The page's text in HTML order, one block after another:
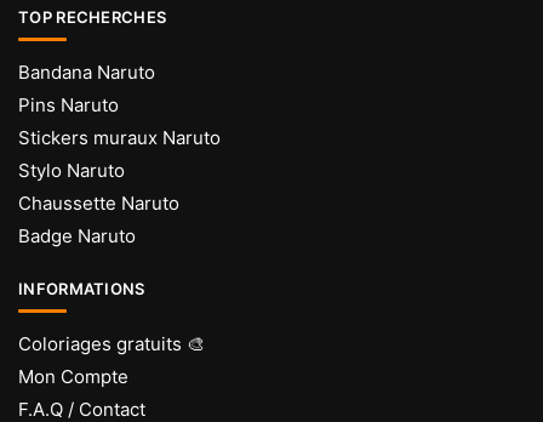
TOP RECHERCHES
Bandana Naruto
Pins Naruto
Stickers muraux Naruto
Stylo Naruto
Chaussette Naruto
Badge Naruto
INFORMATIONS
Coloriages gratuits 🎨
Mon Compte
F.A.Q / Contact